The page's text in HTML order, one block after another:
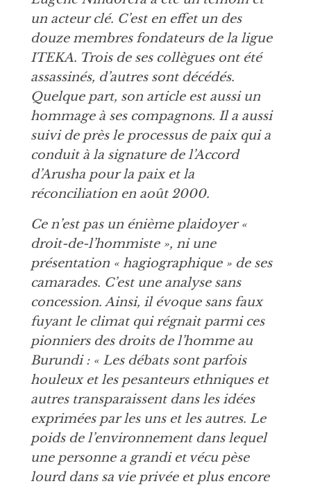
un acteur clé. C’est en effet un des
douze membres fondateurs de la ligue
ITEKA. Trois de ses collègues ont été
assassinés, d’autres sont décédés.
Quelque part, son article est aussi un
hommage à ses compagnons. Il a aussi
suivi de près le processus de paix qui a
conduit à la signature de l’Accord
d’Arusha pour la paix et la
réconciliation en août 2000.
Ce n’est pas un énième plaidoyer «
droit-de-l’hommiste », ni une
présentation « hagiographique » de ses
camarades. C’est une analyse sans
concession. Ainsi, il évoque sans faux
fuyant le climat qui régnait parmi ces
pionniers des droits de l’homme au
Burundi : « Les débats sont parfois
houleux et les pesanteurs ethniques et
autres transparaissent dans les idées
exprimées par les uns et les autres. Le
poids de l’environnement dans lequel
une personne a grandi et vécu pèse
lourd dans sa vie privée et plus encore